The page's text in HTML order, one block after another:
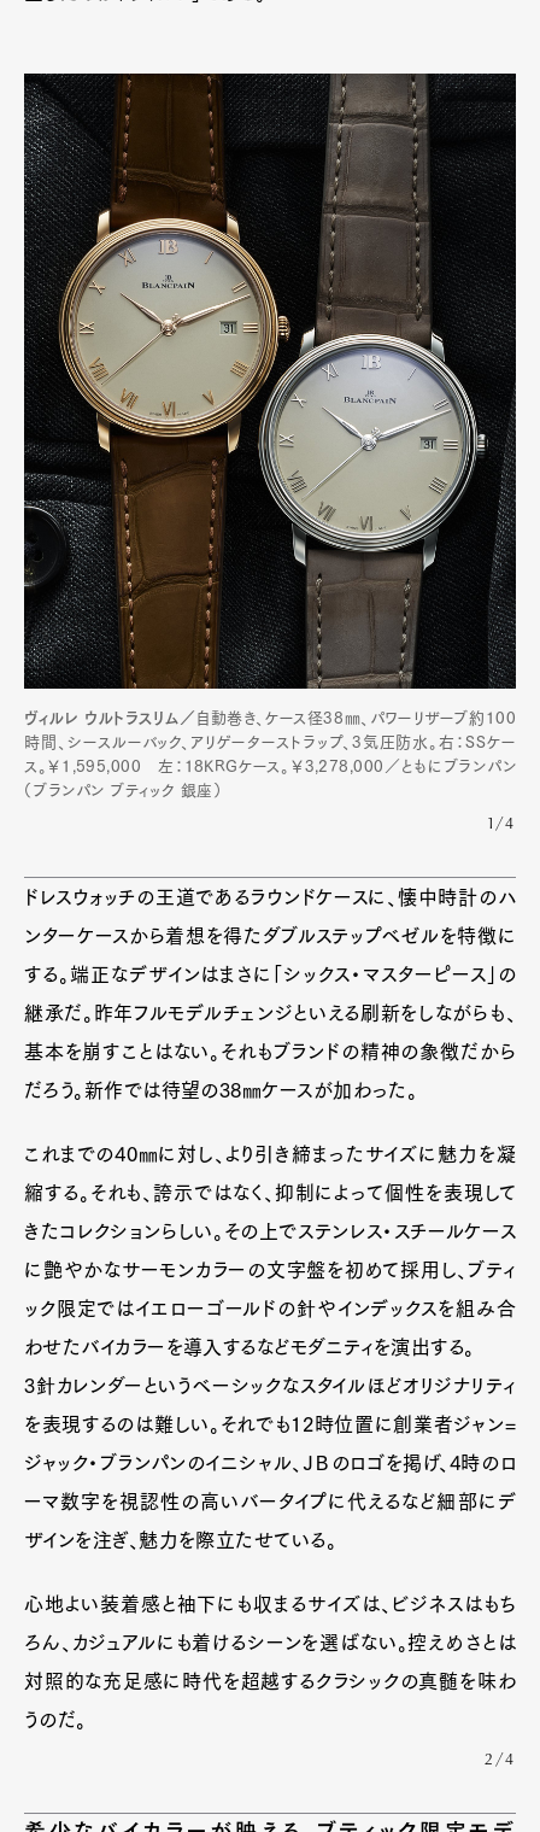
ヴィルレ ウルトラスリム／ 自動巻き、ケース径38㎜、パワーリザーブ約100
時間、シースルーバック、アリゲーターストラップ、3気圧防水。右：SSケー
ス。￥1,595,000 左：18KRGケース。￥3,278,000／ともにブランパン
（ブランパン ブティック 銀座）
1/4
ドレスウォッチの王道であるラウンドケースに、懐中時計のハ
ンターケースから着想を得たダブルステップベゼルを特徴に
する。端正なデザインはまさに「シックス・マスターピース」の
継承だ。昨年フルモデルチェンジといえる刷新をしながらも、
基本を崩すことはない。それもブランドの精神の象徴だから
だろう。新作では待望の38㎜ケースが加わった。
これまでの40㎜に対し、より引き締まったサイズに魅力を凝
縮する。それも、誇示ではなく、抑制によって個性を表現して
きたコレクションらしい。その上でステンレス・スチールケース
に艶やかなサーモンカラーの文字盤を初めて採用し、ブティ
ック限定ではイエローゴールドの針やインデックスを組み合
わせたバイカラーを導入するなどモダニティを演出する。
3針カレンダーというベーシックなスタイルほどオリジナリティ
を表現するのは難しい。それでも12時位置に創業者ジャン=
ジャック・ブランパンのイニシャル、ＪＢのロゴを掲げ、4時のロ
ーマ数字を視認性の高いバータイプに代えるなど細部にデ
ザインを注ぎ、魅力を際立たせている。
心地よい装着感と袖下にも収まるサイズは、ビジネスはもち
ろん、カジュアルにも着けるシーンを選ばない。控えめさとは
対照的な充足感に時代を超越するクラシックの真髄を味わ
うのだ。
2/4